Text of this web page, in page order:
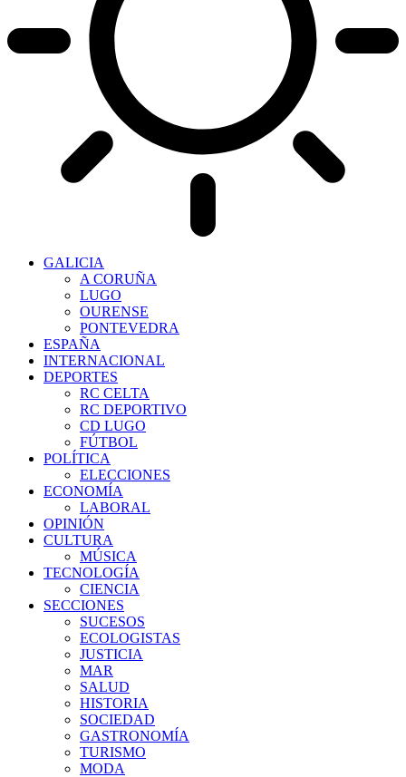
GALICIA
A CORUÑA
LUGO
OURENSE
PONTEVEDRA
ESPAÑA
INTERNACIONAL
DEPORTES
RC CELTA
RC DEPORTIVO
CD LUGO
FÚTBOL
POLÍTICA
ELECCIONES
ECONOMÍA
LABORAL
OPINIÓN
CULTURA
MÚSICA
TECNOLOGÍA
CIENCIA
SECCIONES
SUCESOS
ECOLOGISTAS
JUSTICIA
MAR
SALUD
HISTORIA
SOCIEDAD
GASTRONOMÍA
TURISMO
MODA